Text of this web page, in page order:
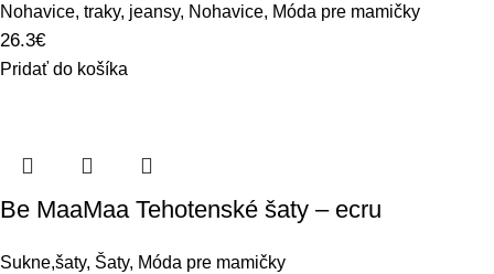
Nohavice, traky, jeansy, Nohavice, Móda pre mamičky
26.3€
Pridať do košíka
Be MaaMaa Tehotenské šaty – ecru
Sukne,šaty, Šaty, Móda pre mamičky